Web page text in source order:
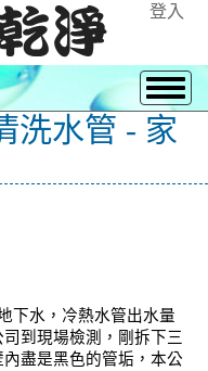
登入
洗水管 - 家
下水，冷熱水管出水量
到現場檢測，剛拆下三
盡是黑色的管垢，本公